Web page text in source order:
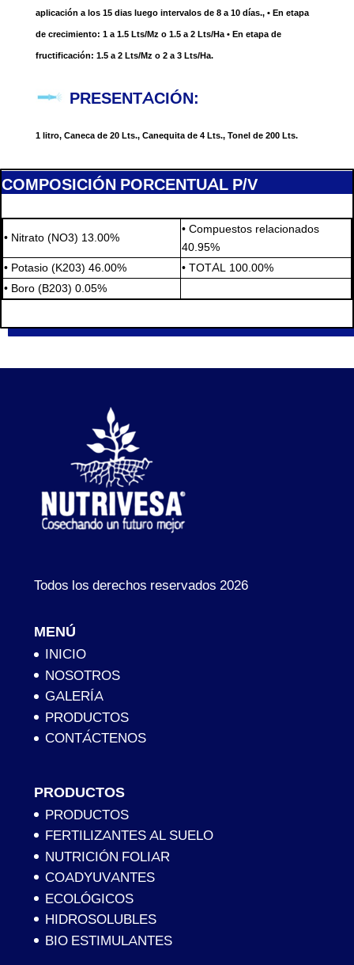
aplicación a los 15 dias luego intervalos de 8 a 10 días., • En etapa
de crecimiento: 1 a 1.5 Lts/Mz o 1.5 a 2 Lts/Ha • En etapa de
fructificación: 1.5 a 2 Lts/Mz o 2 a 3 Lts/Ha.
PRESENTACIÓN:
1 litro, Caneca de 20 Lts., Canequita de 4 Lts., Tonel de 200 Lts.
COMPOSICIÓN PORCENTUAL P/V
• Nitrato (NO3) 13.00%
• Compuestos relacionados
40.95%
• Potasio (K203) 46.00%
• TOTAL 100.00%
• Boro (B203) 0.05%
Todos los derechos reservados 2026
MENÚ
INICIO
NOSOTROS
GALERÍA
PRODUCTOS
CONTÁCTENOS
PRODUCTOS
PRODUCTOS
FERTILIZANTES AL SUELO
NUTRICIÓN FOLIAR
COADYUVANTES
ECOLÓGICOS
HIDROSOLUBLES
BIO ESTIMULANTES